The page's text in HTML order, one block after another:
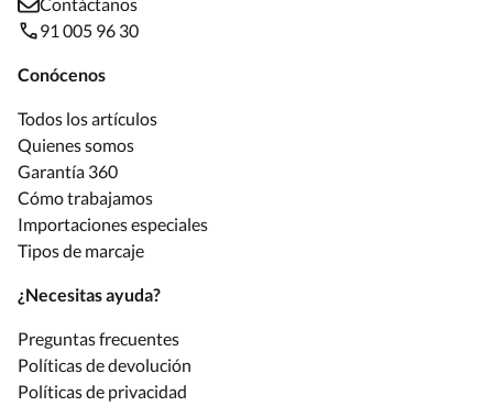
91 005 96 30
Conócenos
Todos los artículos
Quienes somos
Garantía 360
Cómo trabajamos
Importaciones especiales
Tipos de marcaje
¿Necesitas ayuda?
Preguntas frecuentes
Políticas de devolución
Políticas de privacidad